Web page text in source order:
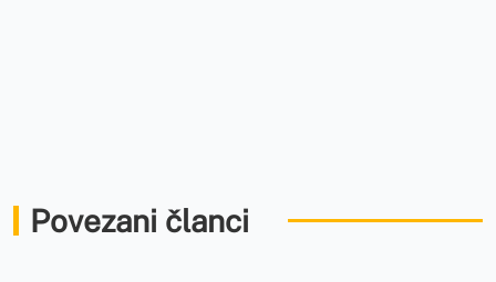
Povezani članci